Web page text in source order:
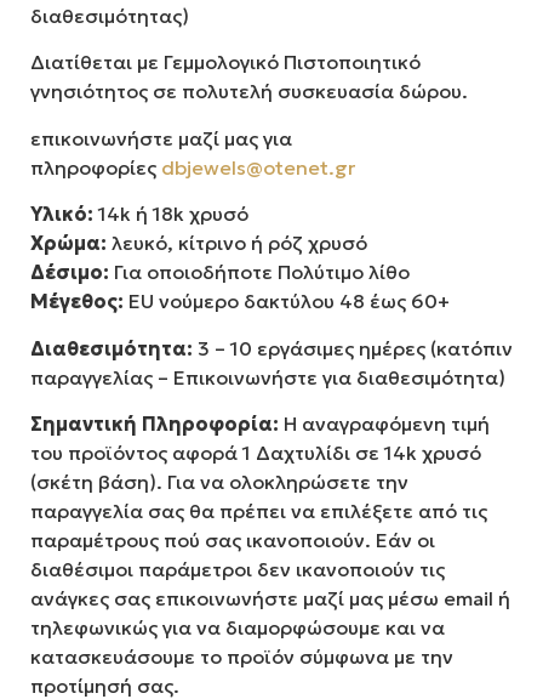
διαθεσιμότητας)
Διατίθεται με Γεμμολογικό Πιστοποιητικό
γνησιότητος σε πολυτελή συσκευασία δώρου.
επικοινωνήστε μαζί μας για
πληροφορίες dbjewels@otenet.gr
Υλικό: 14k ή 18k χρυσό
Χρώμα: λευκό, κίτρινο ή ρόζ χρυσό
Δέσιμο: Για οποιοδήποτε Πολύτιμο λίθο
Μέγεθος: EU νούμερο δακτύλου 48 έως 60+
Διαθεσιμότητα: 3 – 10 εργάσιμες ημέρες (κατόπιν
παραγγελίας – Επικοινωνήστε για διαθεσιμότητα)
Σημαντική Πληροφορία: Η αναγραφόμενη τιμή
του προϊόντος αφορά 1 Δαχτυλίδι σε 14k χρυσό
(σκέτη βάση). Για να ολοκληρώσετε την
παραγγελία σας θα πρέπει να επιλέξετε από τις
παραμέτρους πού σας ικανοποιούν. Εάν οι
διαθέσιμοι παράμετροι δεν ικανοποιούν τις
ανάγκες σας επικοινωνήστε μαζί μας μέσω email ή
τηλεφωνικώς για να διαμορφώσουμε και να
κατασκευάσουμε το προϊόν σύμφωνα με την
προτίμησή σας.